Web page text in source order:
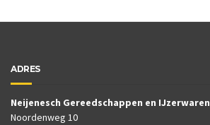
ADRES
Neijenesch Gereedschappen en IJzerwaren
Noordenweg 10